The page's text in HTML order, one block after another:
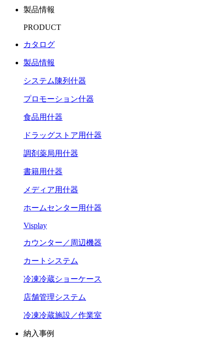
製品情報
PRODUCT
カタログ
製品情報
システム陳列什器
プロモーション什器
食品用什器
ドラッグストア用什器
調剤薬局用什器
書籍用什器
メディア用什器
ホームセンター用什器
Visplay
カウンター／周辺機器
カートシステム
冷凍冷蔵ショーケース
店舗管理システム
冷凍冷蔵施設／作業室
納入事例